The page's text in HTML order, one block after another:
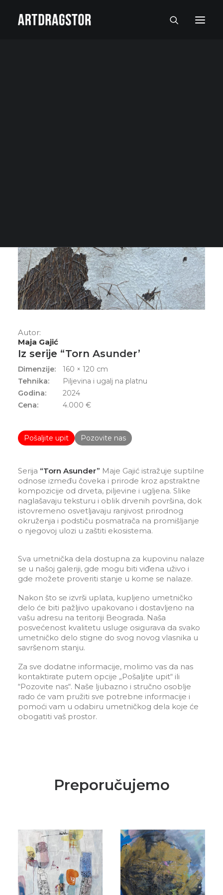
Autor:
Maja Gajić
Iz serije “Torn Asunder’
Dimenzije:
160 × 120 cm
Tehnika:
Piljevina i ugalj na platnu
Godina:
2024
Cena:
4.000 €
Pošaljite upit Pozovite nas
Serija “Torn Asunder” Maje Gajić istražuje suptilne
odnose između čoveka i prirode kroz apstraktne
kompozicije od drveta, piljevine i ugljena. Slike
naglašavaju teksturu i oblik drvenih površina, dok
istovremeno osvetljavaju ranjivost prirodnog
okruženja i podstiču posmatrača na promišljanje
o njegovoj ulozi u zaštiti ekosistema.
Sva umetnička dela dostupna za kupovinu nalaze
se u našoj galeriji, gde mogu biti viđena uživo i
gde možete proveriti stanje u kome se nalaze.
Nakon što se izvrši uplata, kupljeno umetničko
delo će biti pažljivo upakovano i dostavljeno na
vašu adresu na teritoriji Beograda. Naša
posvećenost kvalitetu usluge osigurava da svako
umetničko delo stigne do svog novog vlasnika u
savršenom stanju.
Za sve dodatne informacije, molimo vas da nas
kontaktirate putem opcije „Pošaljite upit“ ili
“Pozovite nas“. Naše ljubazno i stručno osoblje
rado će vam pružiti sve potrebne informacije i
pomoći vam u odabiru umetničkog dela koje će
obogatiti vaš prostor.
Preporučujemo